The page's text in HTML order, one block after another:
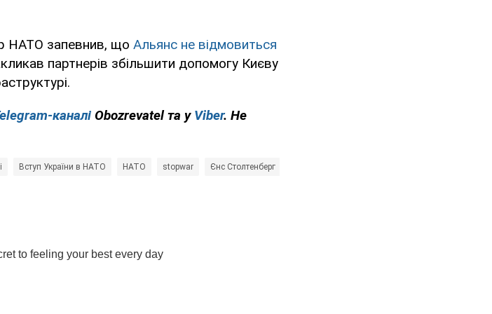
НАТО запевнив, що Альянс не відмовиться
партнерів збільшити допомогу Києву
каналі Obozrevatel та у Viber. Не
Вступ України в НАТО НАТО stopwar Єнс Столтенберг